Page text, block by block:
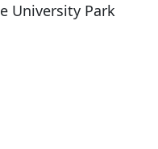
University Park